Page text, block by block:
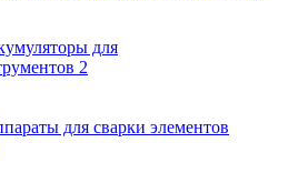
для
2
для сварки элементов